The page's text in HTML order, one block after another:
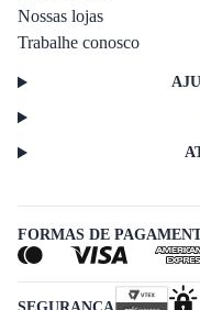
Nossas lojas
Trabalhe conosco
FORMAS DE